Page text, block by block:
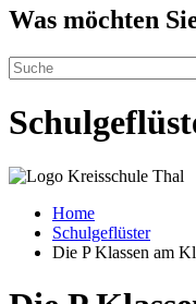
Was möchten
Home
Schulgeflüster
Die P Klassen am